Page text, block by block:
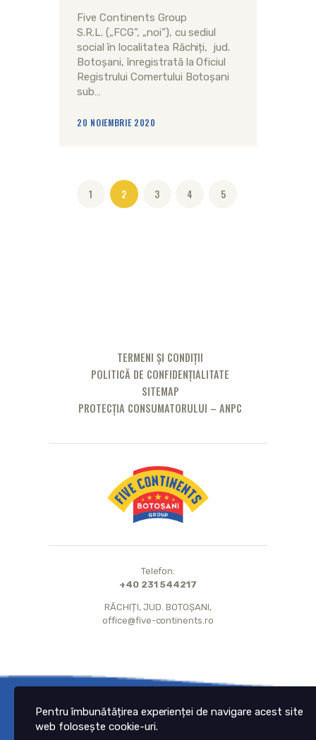
Five Continents Group
S.R.L. („FCG”, „noi”), cu sediul
social în localitatea Răchiți, jud.
Botoșani, înregistrată la Oficiul
Registrului Comertului Botoșani
sub…
20 NOIEMBRIE 2020
Navigare în articole
PAGE
1 PAGE
2 PAGE
3 PAGE
4 PAGE
5
TERMENI ȘI CONDIȚII
POLITICĂ DE CONFIDENȚIALITATE
SITEMAP
PROTECȚIA CONSUMATORULUI – ANPC
Telefon:
+40 231 544217
RĂCHIȚI, JUD. BOTOȘANI,
office@five-continents.ro
All Rights Reserved.
Pentru îmbunătățirea experienței de navigare acest site
web folosește cookie-uri.